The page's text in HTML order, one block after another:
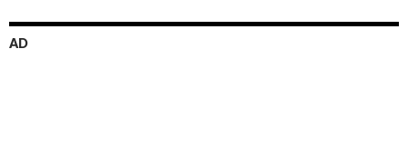
ー
シ
AD